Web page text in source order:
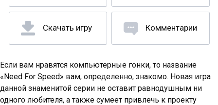
Скачать игру Комментарии
Если вам нравятся компьютерные гонки, то название
«Need For Speed» вам, определенно, знакомо. Новая игра
данной знаменитой серии не оставит равнодушным ни
одного любителя, а также сумеет привлечь к проекту